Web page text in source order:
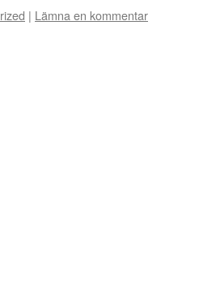
| Lämna en kommentar